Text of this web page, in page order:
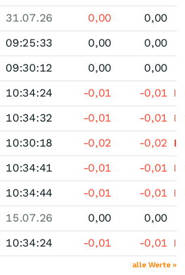
31.07.26 0,00
0,00
09:25:33 0,00
0,00
09:30:12 0,00
0,00
10:34:24 -0,01
-0,01
10:34:32 -0,01
-0,01
10:30:18 -0,02
-0,02
10:34:41 -0,01
-0,01
10:34:44 -0,01
-0,01
15.07.26 0,00
0,00
10:34:24 -0,01 -0,01
alle Werte »